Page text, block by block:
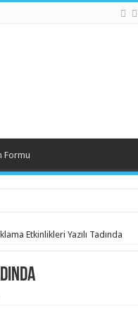
Formu
Etkinlikleri Yazılı Tadında